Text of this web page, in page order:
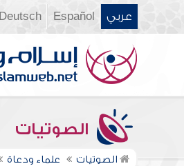
عربي Español
Deutsch
الصوتيات
الصوتيات علماء ودعاة